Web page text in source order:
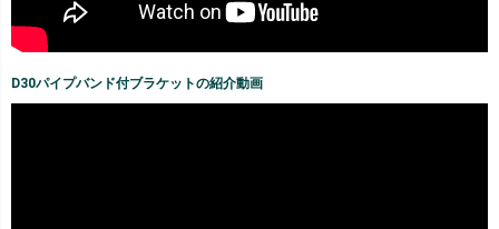
D30パイプバンド付ブラケットの紹介動画